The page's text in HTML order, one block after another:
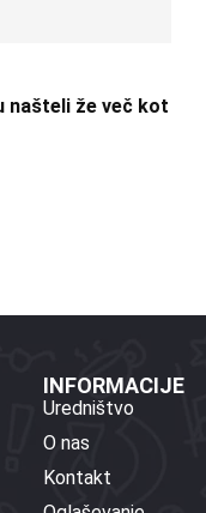
našteli že več kot
INFORMACIJE
Uredništvo
O nas
Kontakt